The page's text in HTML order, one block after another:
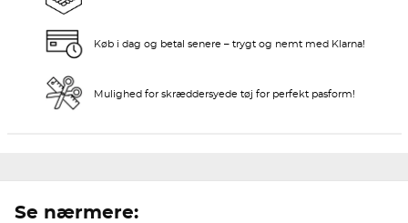
Køb i dag og betal senere – trygt og nemt med Klarna!
Mulighed for skræddersyede tøj for perfekt pasform!
Se nærmere: